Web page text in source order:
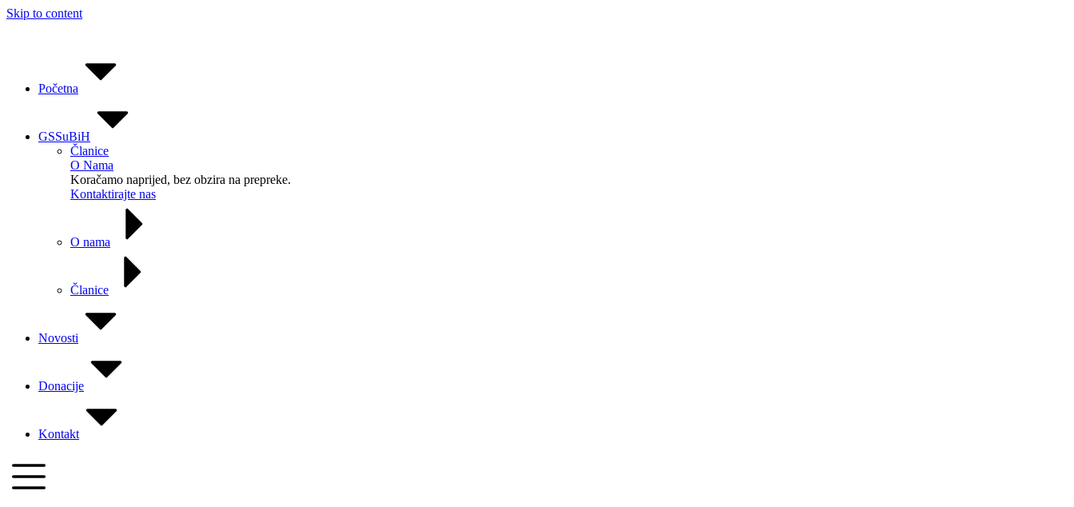
Skip to content
Početna
GSSuBiH
Članice
O Nama
Koračamo naprijed, bez obzira na prepreke.
Kontaktirajte nas
O nama
Članice
Novosti
Donacije
Kontakt